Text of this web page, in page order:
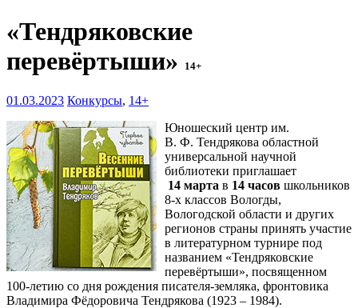
«Тендряковские
перевёртыши»
14+
01.03.2023 Конкурсы, 14+
Юношеский центр им.
В. Ф. Тендрякова областной
универсальной научной
библиотеки приглашает
14 марта в 14 часов школьников
8-х классов Вологды,
Вологодской области и других
регионов страны принять участие
в литературном турнире под
названием «Тендряковские
перевёртыши», посвященном
100-летию со дня рождения писателя-земляка, фронтовика
Владимира Фёдоровича Тендрякова (1923 – 1984).